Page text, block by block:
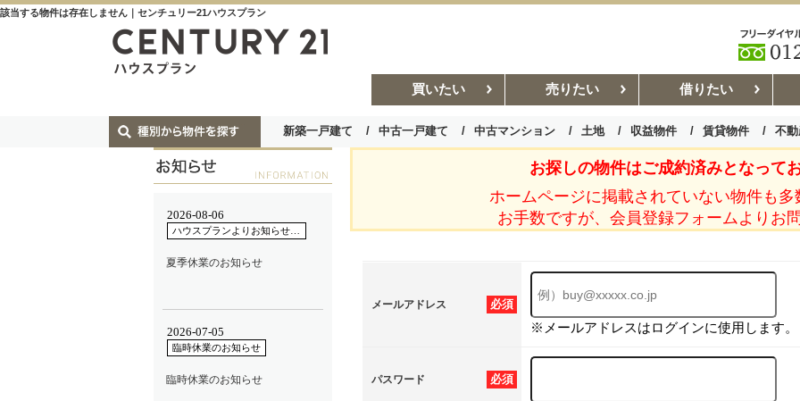
該当する物件は存在しません｜センチュリー21ハウスプラン
買いたい 売りたい 借りたい
新築一戸建て 中古一戸建て 中古マンション 土地 収益物件 賃貸物件 不
お部屋探しコラム 賃貸管理コ
お探しの物件はご成約済みとなってお
ホームページに掲載されていない物件も多
お手数ですが、会員登録フォームよりお
必須
メールアドレス
※メールアドレスはログインに使用します。
必須
パスワード